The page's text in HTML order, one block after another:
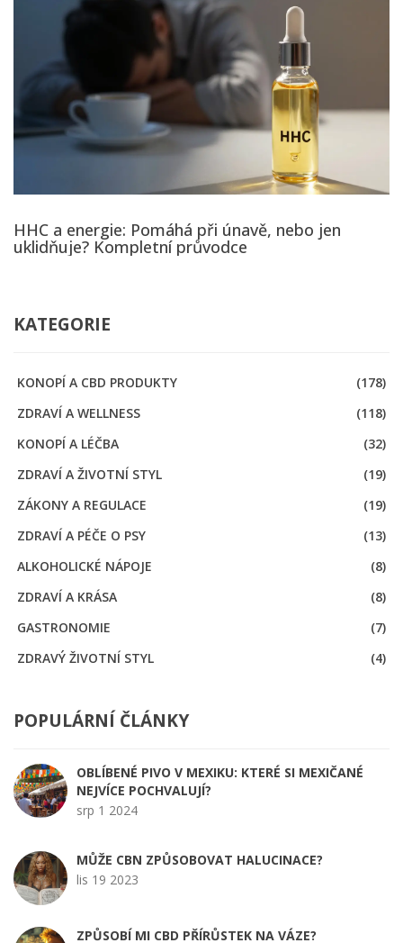
HHC a energie: Pomáhá při únavě, nebo jen
uklidňuje? Kompletní průvodce
KATEGORIE
KONOPÍ A CBD PRODUKTY
(178)
ZDRAVÍ A WELLNESS
(118)
KONOPÍ A LÉČBA
(32)
ZDRAVÍ A ŽIVOTNÍ STYL
(19)
ZÁKONY A REGULACE
(19)
ZDRAVÍ A PÉČE O PSY
(13)
ALKOHOLICKÉ NÁPOJE
(8)
ZDRAVÍ A KRÁSA
(8)
GASTRONOMIE
(7)
ZDRAVÝ ŽIVOTNÍ STYL
(4)
POPULÁRNÍ ČLÁNKY
OBLÍBENÉ PIVO V MEXIKU: KTERÉ SI MEXIČANÉ
NEJVÍCE POCHVALUJÍ?
srp 1 2024
MŮŽE CBN ZPŮSOBOVAT HALUCINACE?
lis 19 2023
ZPŮSOBÍ MI CBD PŘÍRŮSTEK NA VÁZE?